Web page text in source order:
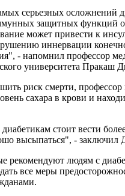
серьезных осложнений
защитных функций
может привести к
иннервации
- напомнил профессор
университета Пракаш
риск смерти, профессор
сахара в крови и
стоит вести
высыпаться", - заключил
рекомендуют людям с
все меры